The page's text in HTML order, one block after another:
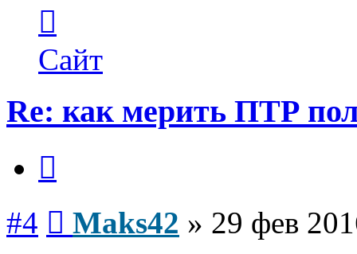
пользователя
Maks42
Сайт
Re: как мерить ПТР
#4 Maks42 » 29 фев